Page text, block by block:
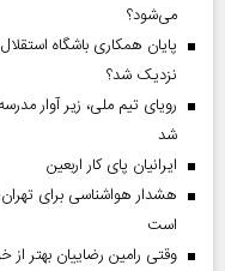
می‌شود؟
پایان همکاری باشگاه
نزدیک شد؟
رویای تیم ملی، زیر آوار
شد
ایرانیان پای کار اربعین
هشدار هواشناسی برای
است
وقتی رامین رضاییان بهتر